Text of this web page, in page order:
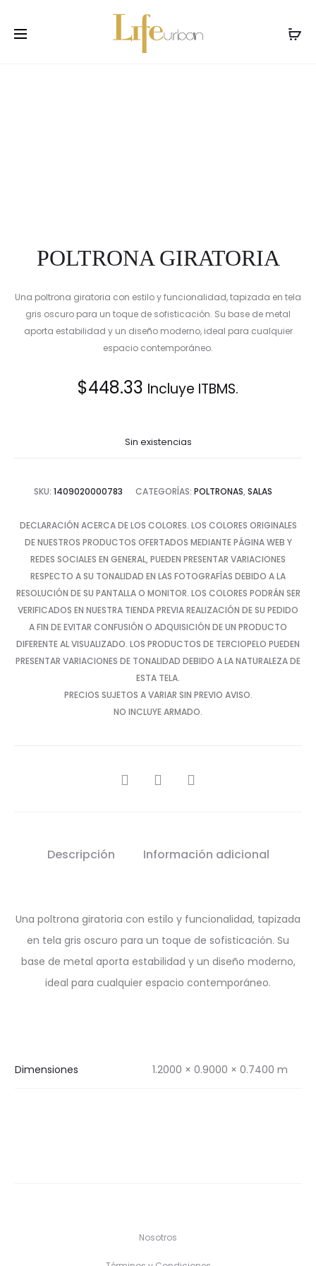
Poltronas POLTRONA GIRATORIA
POLTRONA GIRATORIA
Una poltrona giratoria con estilo y funcionalidad, tapizada en tela
gris oscuro para un toque de sofisticación. Su base de metal
aporta estabilidad y un diseño moderno, ideal para cualquier
espacio contemporáneo.
$448.33 Incluye ITBMS.
Sin existencias
SKU: 1409020000783 CATEGORÍAS: POLTRONAS, SALAS
DECLARACIÓN ACERCA DE LOS COLORES. LOS COLORES ORIGINALES
DE NUESTROS PRODUCTOS OFERTADOS MEDIANTE PÁGINA WEB Y
REDES SOCIALES EN GENERAL, PUEDEN PRESENTAR VARIACIONES
RESPECTO A SU TONALIDAD EN LAS FOTOGRAFÍAS DEBIDO A LA
RESOLUCIÓN DE SU PANTALLA O MONITOR. LOS COLORES PODRÁN SER
VERIFICADOS EN NUESTRA TIENDA PREVIA REALIZACIÓN DE SU PEDIDO
A FIN DE EVITAR CONFUSIÓN O ADQUISICIÓN DE UN PRODUCTO
DIFERENTE AL VISUALIZADO. LOS PRODUCTOS DE TERCIOPELO PUEDEN
PRESENTAR VARIACIONES DE TONALIDAD DEBIDO A LA NATURALEZA DE
ESTA TELA.
PRECIOS SUJETOS A VARIAR SIN PREVIO AVISO.
NO INCLUYE ARMADO.
SHARE
Descripción Información adicional
Una poltrona giratoria con estilo y funcionalidad, tapizada
en tela gris oscuro para un toque de sofisticación. Su
base de metal aporta estabilidad y un diseño moderno,
ideal para cualquier espacio contemporáneo.
Dimensiones 1.2000 × 0.9000 × 0.7400 m
Nosotros